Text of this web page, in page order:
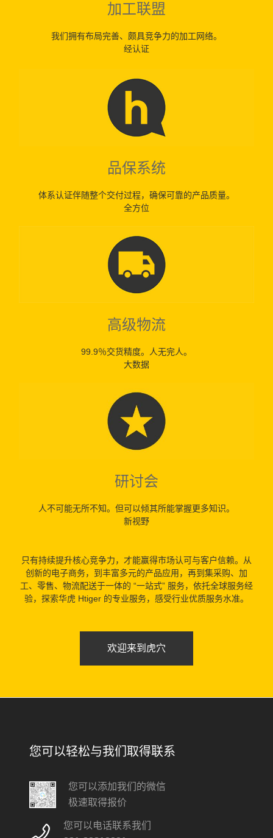
加工联盟
我们拥有布局完善、颇具竞争力的加工网络。
经认证
品保系统
体系认证伴随整个交付过程，确保可靠的产品质量。
全方位
高级物流
99.9％交货精度。人无完人。
大数据
研讨会
人不可能无所不知。但可以倾其所能掌握更多知识。
新视野
只有持续提升核心竞争力，才能赢得市场认可与客户信赖。从
创新的电子商务，到丰富多元的产品应用，再到集采购、加
工、零售、物流配送于一体的 “一站式” 服务，依托全球服务经
验，探索华虎 Htiger 的专业服务，感受行业优质服务水准。
欢迎来到虎穴
您可以轻松与我们取得联系
您可以添加我们的微信
极速取得报价
您可以电话联系我们